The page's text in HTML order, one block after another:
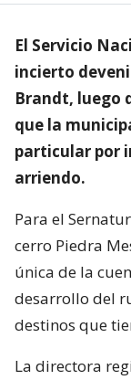
El Servicio
incierto
Brandt, luego
que la
particular por
arriendo.
Para el
cerro Piedra
única de la
desarrollo del
destinos que
La directora